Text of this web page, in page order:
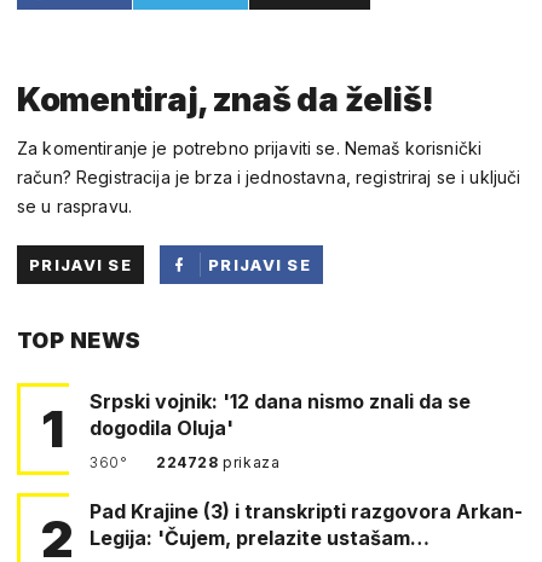
Komentiraj, znaš da želiš!
Za komentiranje je potrebno prijaviti se. Nemaš korisnički
račun? Registracija je brza i jednostavna, registriraj se i uključi
se u raspravu.
PRIJAVI SE
PRIJAVI SE
TOP NEWS
1
Srpski vojnik: '12 dana nismo znali da se
dogodila Oluja'
360° 224728prikaza
2
Pad Krajine (3) i transkripti razgovora Arkan-
Legija: 'Čujem, prelazite ustašam…